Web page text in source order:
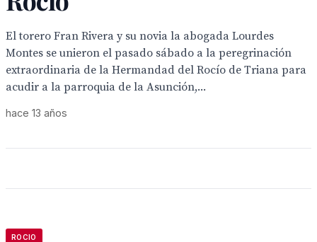
El torero Fran Rivera y su novia la abogada Lourdes
Montes se unieron el pasado sábado a la peregrinación
extraordinaria de la Hermandad del Rocío de Triana para
acudir a la parroquia de la Asunción,...
hace 13 años
ROCIO